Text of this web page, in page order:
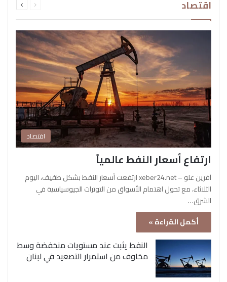
اقتصاد الصفحةالصفحة
اقتصاد
ارتفاع أسعار النفط عالمياً
آفرين علو – xeber24.net ارتفعت أسعار النفط بشكل طفيف، اليوم
الثلاثاء، مع تحول اهتمام الأسواق من التوترات الجيوسياسية في
الشرق…
أكمل القراءة »
النفط يثبت عند مستويات منخفضة وسط
مخاوف من استمرار التصعيد في لبنان